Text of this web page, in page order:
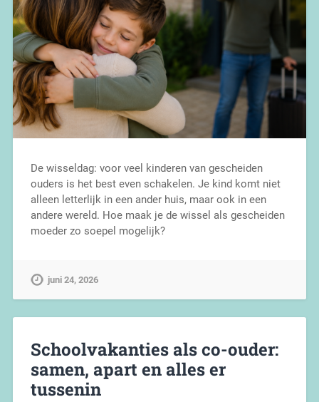
De wisseldag: voor veel kinderen van gescheiden
ouders is het best even schakelen. Je kind komt niet
alleen letterlijk in een ander huis, maar ook in een
andere wereld. Hoe maak je de wissel als gescheiden
moeder zo soepel mogelijk?
juni 24, 2026
Schoolvakanties als co-ouder:
samen, apart en alles er
tussenin